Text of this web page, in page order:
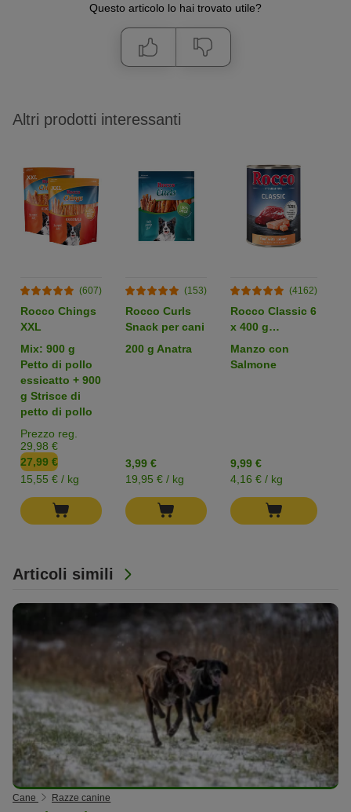
Questo articolo lo hai trovato utile?
Articoli simili
Cane Razze canine
Altri prodotti interessanti
(607)
Rocco Chings
XXL
Mix: 900 g
Petto di pollo
essicatto + 900
g Strisce di
petto di pollo
Prezzo reg.
29,98 €
27,99 €
15,55 € / kg
(153)
Rocco Curls
Snack per cani
200 g Anatra
3,99 €
19,95 € / kg
(4162)
Rocco Classic 6
x 400 g
Alimento umido
per cani
Manzo con
Salmone
9,99 €
4,16 € / kg